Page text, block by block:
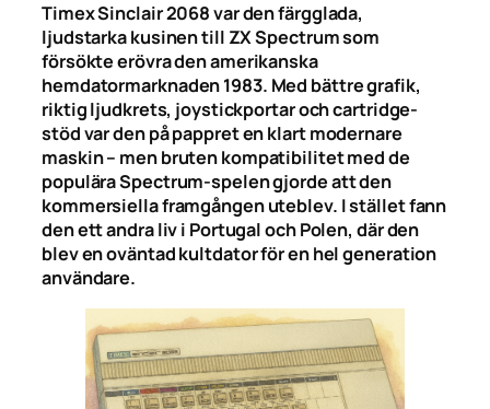
Timex Sinclair 2068 var den färgglada,
ljudstarka kusinen till ZX Spectrum som
försökte erövra den amerikanska
hemdatormarknaden 1983. Med bättre grafik,
riktig ljudkrets, joystickportar och cartridge-
stöd var den på pappret en klart modernare
maskin – men bruten kompatibilitet med de
populära Spectrum-spelen gjorde att den
kommersiella framgången uteblev. I stället fann
den ett andra liv i Portugal och Polen, där den
blev en oväntad kultdator för en hel generation
användare.